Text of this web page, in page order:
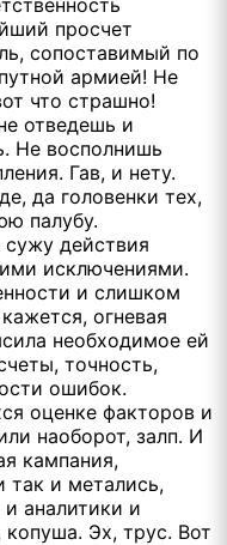
просчет
сопоставимый по
армией! Не
что страшно!
отведешь и
Не восполнишь
Гав, и нету.
да головенки тех,
палубу.
действия
исключениями.
и слишком
огневая
необходимое ей
точность,
ошибок.
оценке факторов и
наоборот, залп. И
кампания,
так и метались,
аналитики и
копуша. Эх, трус. Вот